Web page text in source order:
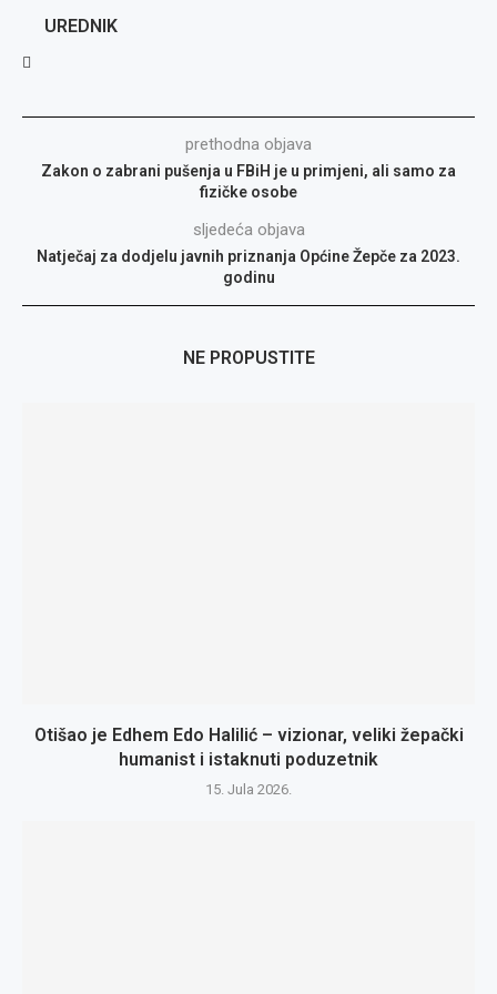
UREDNIK
prethodna objava
Zakon o zabrani pušenja u FBiH je u primjeni, ali samo za
fizičke osobe
sljedeća objava
Natječaj za dodjelu javnih priznanja Općine Žepče za 2023.
godinu
NE PROPUSTITE
Otišao je Edhem Edo Halilić – vizionar, veliki žepački
humanist i istaknuti poduzetnik
15. Jula 2026.